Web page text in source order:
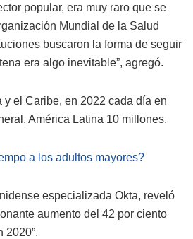
popular, era muy raro que se
Mundial de la Salud
buscaron la forma de seguir
era algo inevitable”, agregó.
el Caribe, en 2022 cada día en
América Latina 10 millones.
a los adultos mayores?
especializada Okta, reveló
aumento del 42 por ciento
2020”.